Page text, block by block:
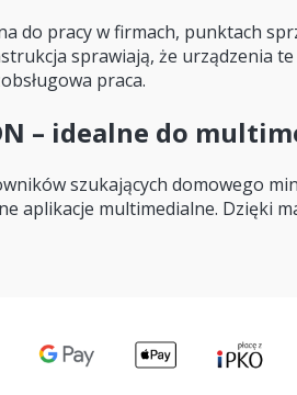
do pracy w firmach, punktach
sprawiają, że urządzenia
praca.
– idealne do
szukających domowego
aplikacje multimedialne. Dzięki